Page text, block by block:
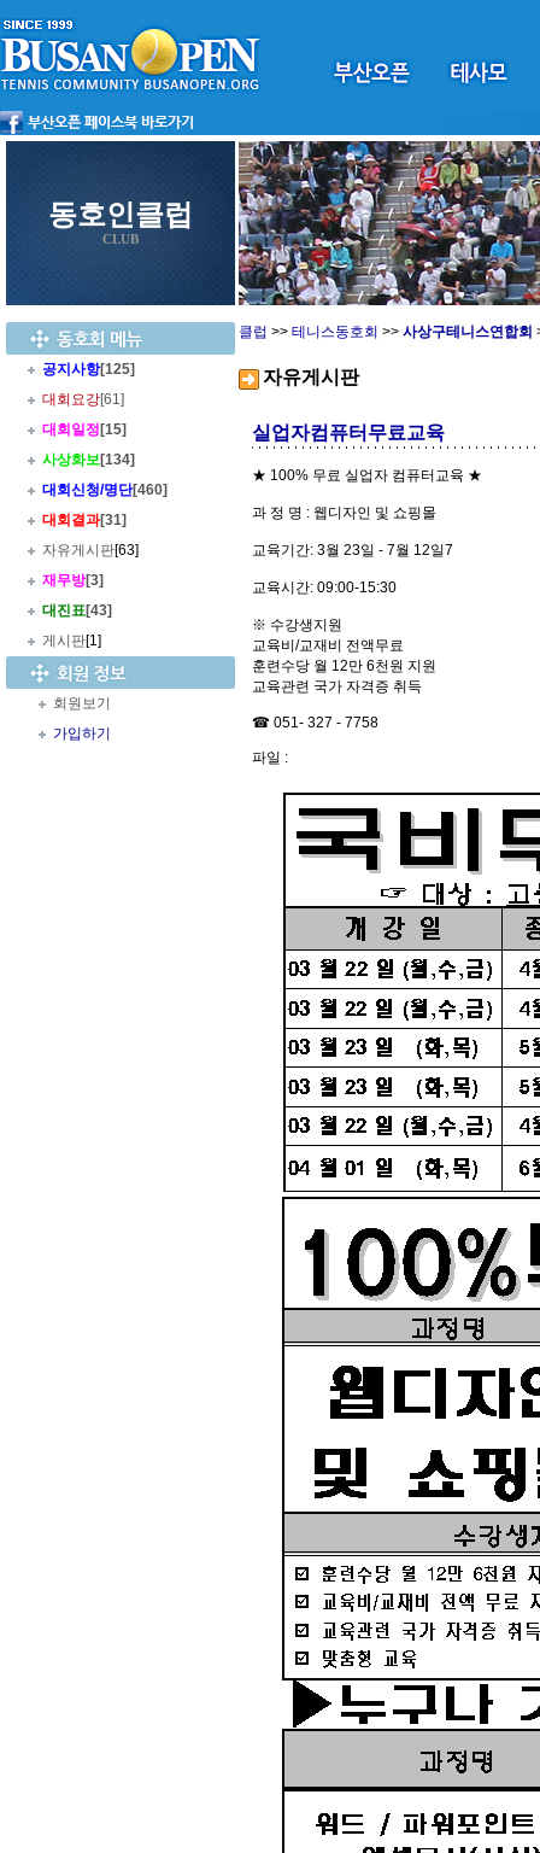
동호인클럽
CLUB
공지사항[125]
대회요강[61]
대회일정 [15]
사상화보[134]
대회신청/명단[460]
대회결과[31]
자유게시판[63]
재무방[3]
대진표[43]
게시판[1]
회원보기
가입하기
클럽 >> 테니스동호회 >> 사상구테니스연합회
자유게시판
실업자컴퓨터무료교육
★ 100% 무료 실업자 컴퓨터교육 ★
과 정 명 : 웹디자인 및 쇼핑몰
교육기간: 3월 23일 - 7월 12일7
교육시간: 09:00-15:30
※ 수강생지원
교육비/교재비 전액무료
훈련수당 월 12만 6천원 지원
교육관련 국가 자격증 취득
☎ 051- 327 - 7758
파일 :